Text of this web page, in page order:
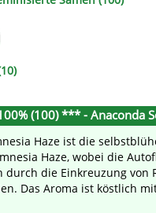
Söllner - Vadda's
Strain Hunters
Sumo Seeds
(100) *** - Anaconda
Haze ist die
Haze, wobei die
durch die Einkreuzung von
Das Aroma ist köstlich